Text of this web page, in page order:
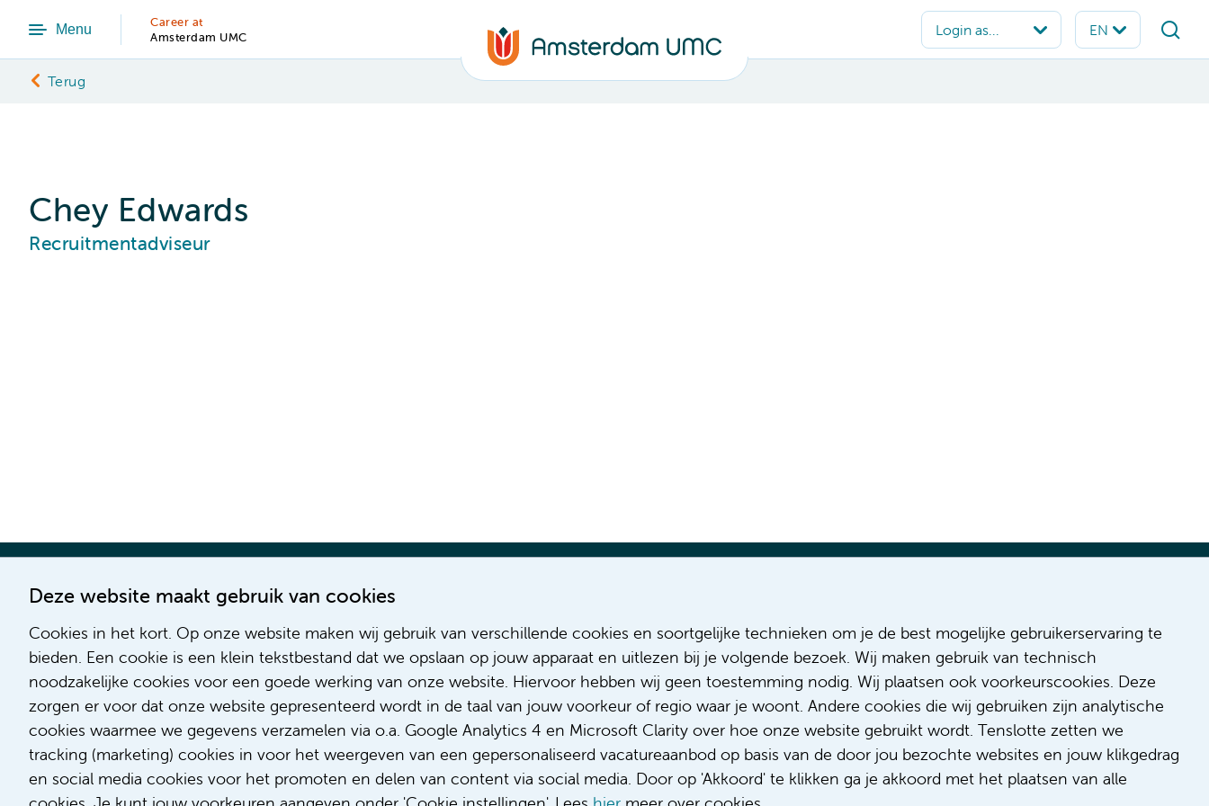
Deze website maakt gebruik van cookies
Cookies in het kort. Op onze website maken wij gebruik van verschillende cookies en soortgelijke technieken om je de best mogelijke gebruikerservaring te
bieden. Een cookie is een klein tekstbestand dat we opslaan op jouw apparaat en uitlezen bij je volgende bezoek. Wij maken gebruik van technisch
noodzakelijke cookies voor een goede werking van onze website. Hiervoor hebben wij geen toestemming nodig. Wij plaatsen ook voorkeurscookies. Deze
zorgen er voor dat onze website gepresenteerd wordt in de taal van jouw voorkeur of regio waar je woont. Andere cookies die wij gebruiken zijn analytische
cookies waarmee we gegevens verzamelen via o.a. Google Analytics 4 en Microsoft Clarity over hoe onze website gebruikt wordt. Tenslotte zetten we
tracking (marketing) cookies in voor het weergeven van een gepersonaliseerd vacatureaanbod op basis van de door jou bezochte websites en jouw klikgedrag
en social media cookies voor het promoten en delen van content via social media. Door op 'Akkoord' te klikken ga je akkoord met het plaatsen van alle
Menu
Career at
Amsterdam UMC
Terug
Chey Edwards
Recruitmentadviseur
MSCA-DN PhD position: brain large
axial field of view PET/CT
MSCA-DN PhD position: clinical
utility LAFOV PET/CT
About us
Diversity & Inclusion
Code of conduct
Privacy
Complaint/feedback
Compliment/suggestion